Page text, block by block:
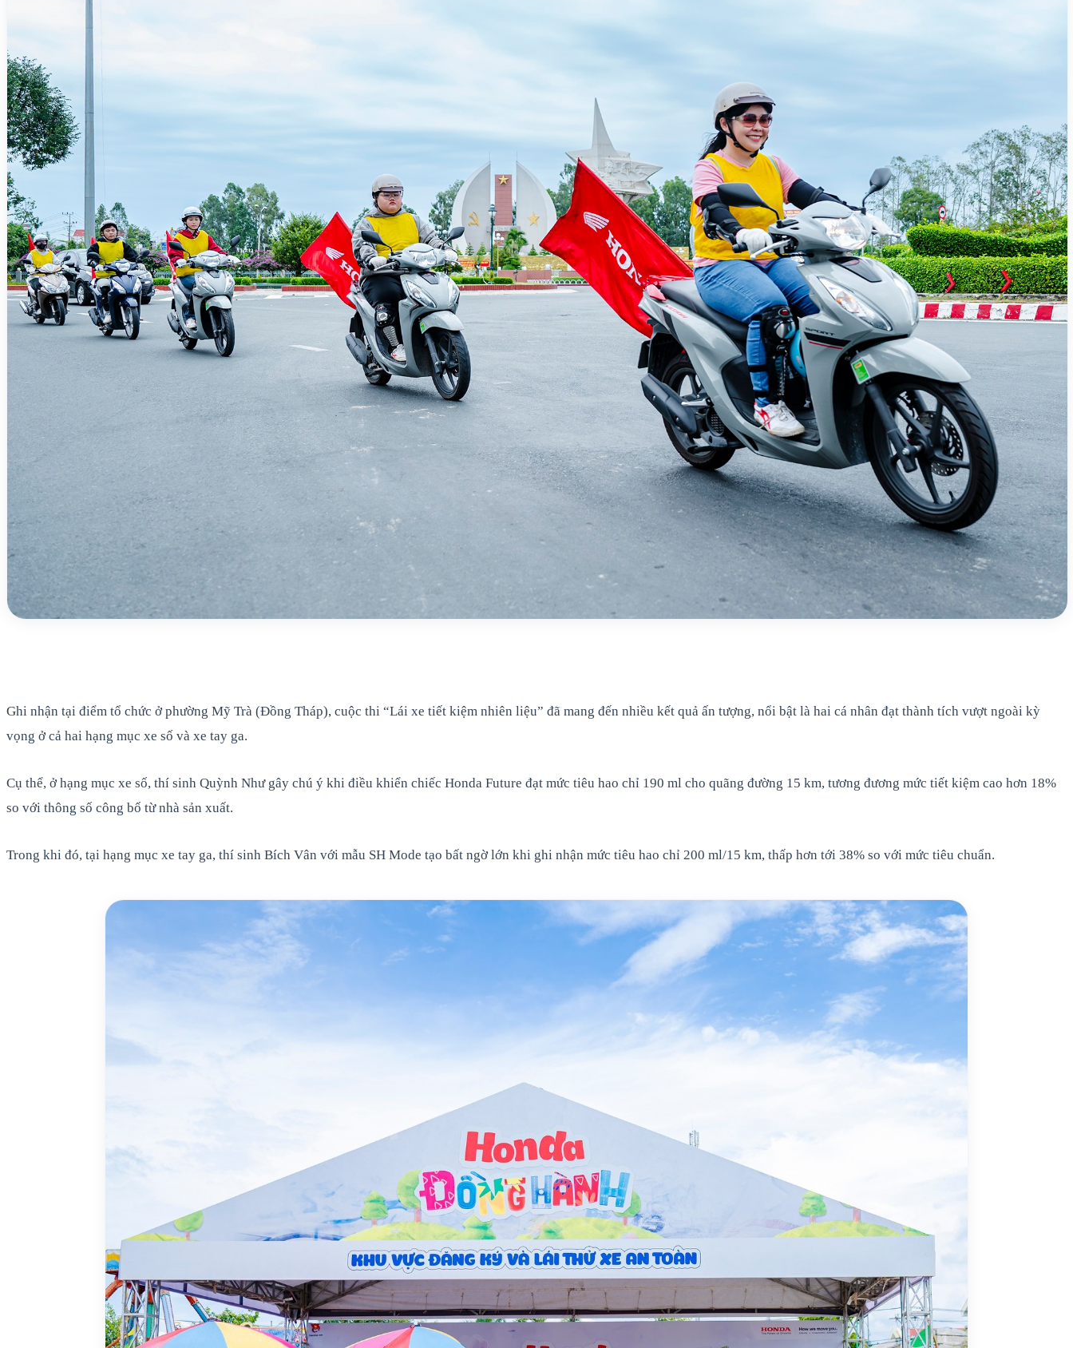
Ghi nhận tại điểm tổ chức ở phường Mỹ Trà (Đồng Tháp), cuộc thi “Lái xe tiết kiệm nhiên liệu” đã mang đến nhiều kết quả ấn tượng, nổi bật là hai cá nhân đạt thành tích vượt ngoài kỳ
vọng ở cả hai hạng mục xe số và xe tay ga.
Cụ thể, ở hạng mục xe số, thí sinh Quỳnh Như gây chú ý khi điều khiển chiếc Honda Future đạt mức tiêu hao chỉ 190 ml cho quãng đường 15 km, tương đương mức tiết kiệm cao hơn 18%
so với thông số công bố từ nhà sản xuất.
Trong khi đó, tại hạng mục xe tay ga, thí sinh Bích Vân với mẫu SH Mode tạo bất ngờ lớn khi ghi nhận mức tiêu hao chỉ 200 ml/15 km, thấp hơn tới 38% so với mức tiêu chuẩn.